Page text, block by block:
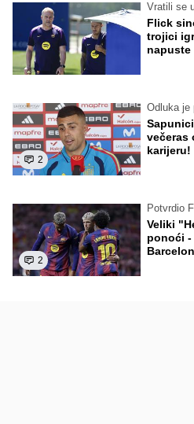
Vratili se
Flick
trojici
napuste
2
Odluka je
večeras
karijeru!
2
Potvrdio
Veliki
ponoći